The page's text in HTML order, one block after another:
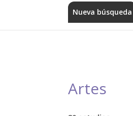
Nueva búsqueda
Artes